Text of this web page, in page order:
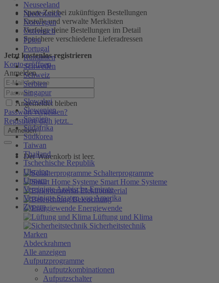
Neuseeland
Niederlande
Norwegen
Österreich
Polen
Portugal
Rumänien
Schweden
Schweiz
Serbien
Singapur
Slowakei
Slowenien
Spanien
Südafrika
Südkorea
Taiwan
Thailand
Tschechische Republik
Ukraine
Ungarn
Vereinigte Arabische Emirate
Vereinigte Staaten von Amerika
Zypern
Spare Zeit bei zukünftigen Bestellungen
Erstelle und verwalte Merklisten
Verfolge deine Bestellungen im Detail
Speichere verschiedene Lieferadressen
Jetzt kostenlos registrieren
Konto eröffnen
Anmelden
Angemeldet bleiben
Passwort vergessen?
Registriere dich jetzt.
Anmelden
Der Warenkorb ist leer.
Schalterprogramme
Smart Home Systeme
Elektromaterial
Beleuchtung
Energiewende
Lüftung und Klima
Sicherheitstechnik
Marken
Abdeckrahmen
Alle anzeigen
Aufputzprogramme
Aufputzkombinationen
Aufputzschalter